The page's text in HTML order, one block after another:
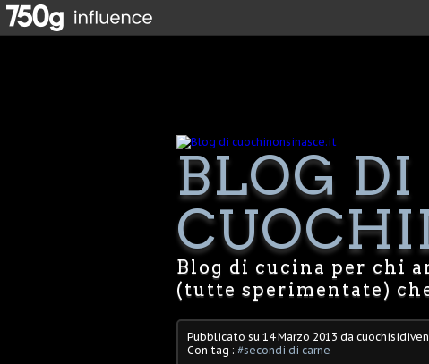
BLOG DI
Blog di cucina per chi
(tutte sperimentate)
Pubblicato su 14 Marzo 2013 da
Con tag : #secondi di carne